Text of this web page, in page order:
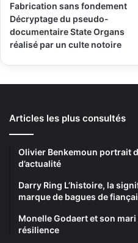
Fabrication sans fondement
Décryptage du pseudo-
documentaire State Organs
réalisé par un culte notoire
Articles les plus consultés
Olivier Benkemoun portrait
d’actualité
Darry Ring L’histoire, la
marque de bagues de
Monelle Godaert et son
résilience